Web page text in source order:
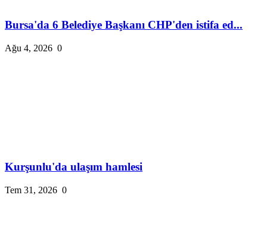
Bursa'da 6 Belediye Başkanı CHP'den istifa ed...
Ağu 4, 2026 0
Kurşunlu'da ulaşım hamlesi
Tem 31, 2026 0